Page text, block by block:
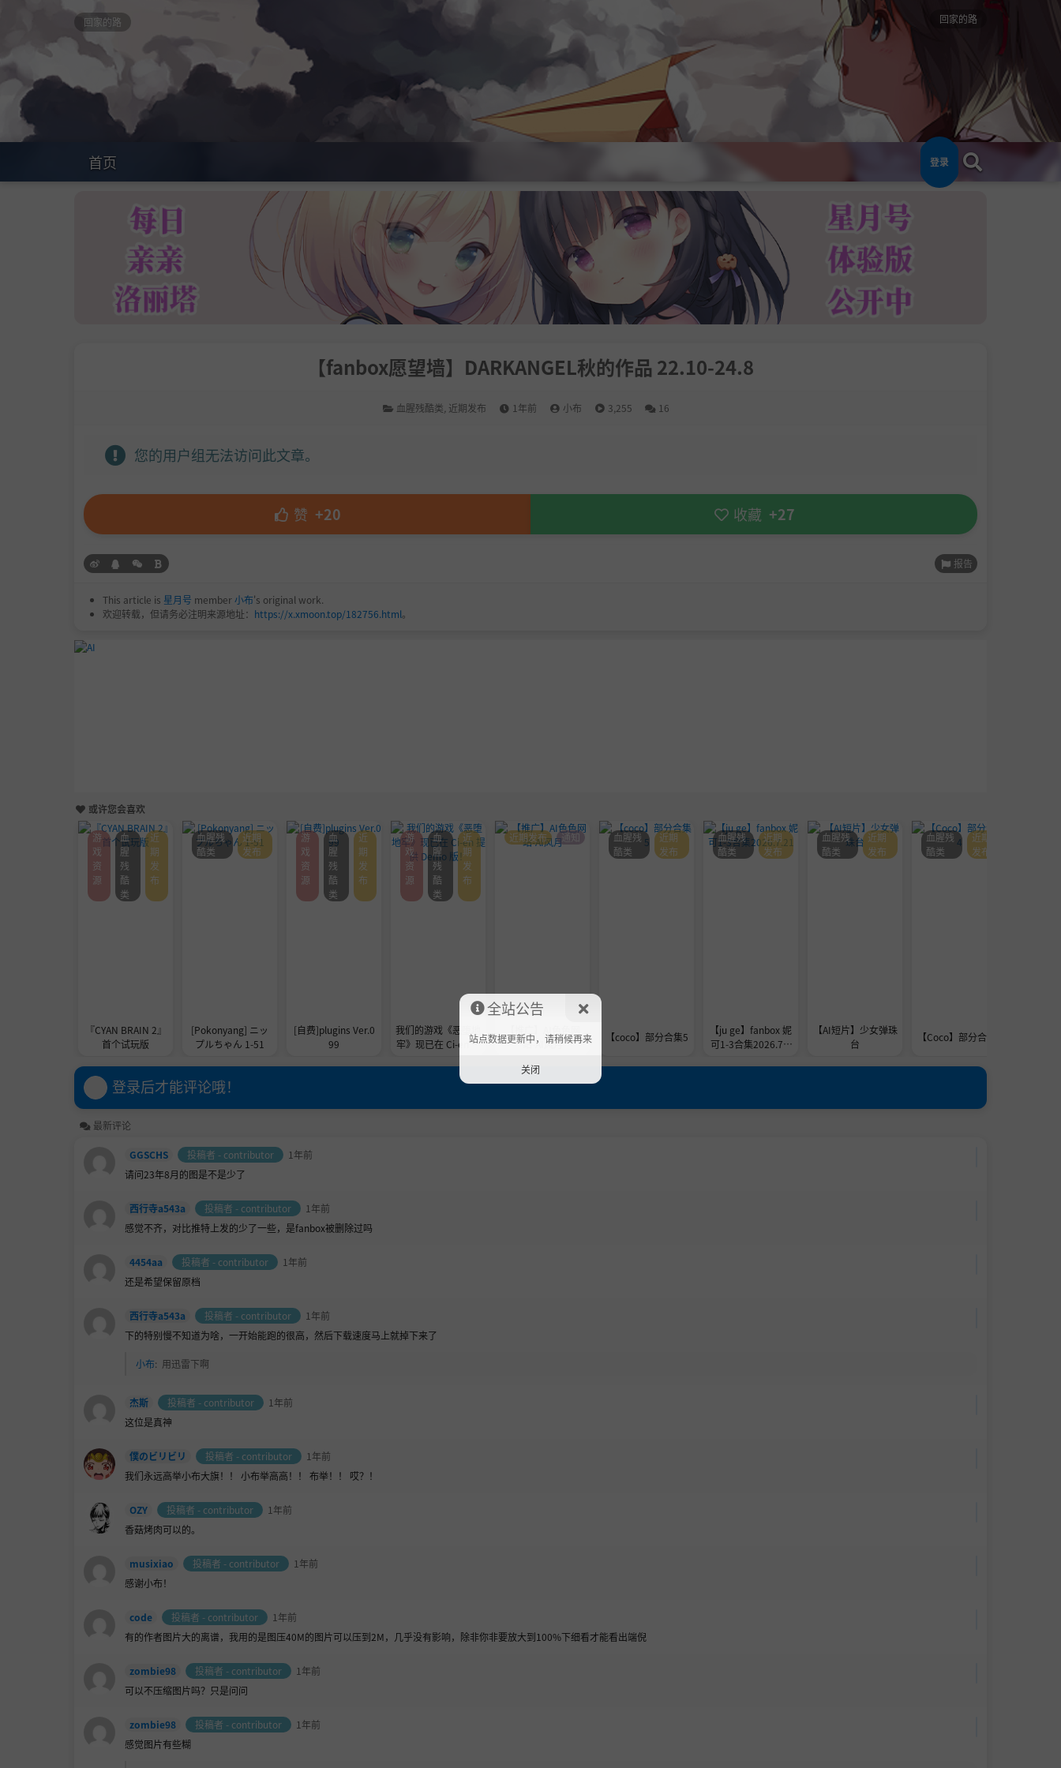
回家的路 回家的路
首页 登录
【fanbox愿望墙】DARKANGEL秋的作品 22.10-24.8
血腥残酷类 近期发布 1年前 小布 3,255 16
您的用户组无法访问此文章。
赞 +20 收藏 +27
报告
This article is 星月号 member小布's original work.
欢迎转载，但请务必注明来源地址： https://x.xmoon.top/182756.html。
或许您会喜欢
『CYAN BRAIN 2』
首个试玩版
游
戏
资
源
血
腥
残
酷
类
近
期
发
布
[Pokonyang] ニッ
プルちゃん 1-51
血腥残
酷类
近期
发布
[自费]plugins Ver.0
99
游
戏
资
源
血
腥
残
酷
类
近
期
发
布
我们的游戏《恶堕地
牢》现已在 Ci-en 提
游
戏
资
源
血
腥
残
酷
类
近
期
发
布
站-AI风月
近期发布 通知
【coco】部分合集5
血腥残
酷类
近期
发布
【ju ge】fanbox 妮
可1-3合集2026.7.2
血腥残
酷类
近期
发布
【AI短片】少女弹珠
台
血腥残
酷类
近期
发布
【Coco】部分合集4
血腥残
酷类
近期
发布
登录后才能评论哦！
最新评论
GGSCHS 投稿者 - contributor
1年前
请问23年8月的图是不是少了
西行寺a543a 投稿者 - contributor
1年前
感觉不齐，对比推特上发的少了一些，是fanbox被删除过吗
4454aa 投稿者 - contributor
1年前
还是希望保留原档
西行寺a543a 投稿者 - contributor
1年前
下的特别慢不知道为啥，一开始能跑的很高，然后下载速度马上就掉下来了
小布: 用迅雷下啊
杰斯 投稿者 - contributor
1年前
这位是真神
僕のビリビリ 投稿者 - contributor
1年前
我们永远高举小布大旗！！ 小布举高高！！ 布举！！ 哎？！
OZY 投稿者 - contributor
1年前
香菇烤肉可以的。
musixiao 投稿者 - contributor
1年前
感谢小布！
code 投稿者 - contributor
1年前
有的作者图片大的离谱，我用的是图压40M的图片可以压到2M，几乎没有影响，除非你非要放大到100%下细看才能看出端倪
zombie98 投稿者 - contributor
1年前
可以不压缩图片吗？只是问问
zombie98 投稿者 - contributor
1年前
感觉图片有些糊
全站公告
站点数据更新中，请稍候再来
关闭